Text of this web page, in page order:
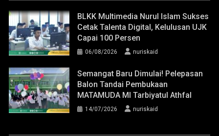
BLKK Multimedia Nurul Islam Sukses
Cetak Talenta Digital, Kelulusan UJK
Capai 100 Persen
06/08/2026 nuriskaid
Semangat Baru Dimulai! Pelepasan
Balon Tandai Pembukaan
MATAMUDA MI Tarbiyatul Athfal
14/07/2026 nuriskaid